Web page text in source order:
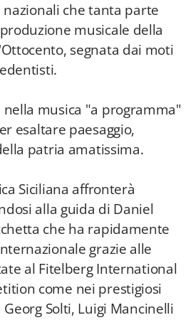
nazionali che tanta parte
musicale della
segnata dai moti
musica "a programma"
esaltare paesaggio,
patria amatissima.
Siciliana affronterà
alla guida di Daniel
che ha rapidamente
grazie alle
al Fitelberg International
come nei prestigiosi
Solti, Luigi Mancinelli